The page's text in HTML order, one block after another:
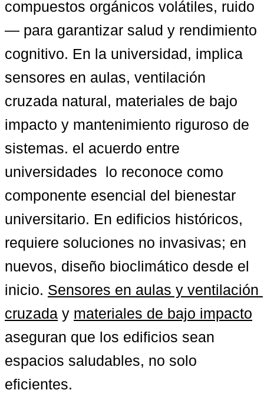
compuestos orgánicos volátiles, ruido
— para garantizar salud y rendimiento
cognitivo. En la universidad, implica
sensores en aulas, ventilación
cruzada natural, materiales de bajo
impacto y mantenimiento riguroso de
sistemas. el acuerdo entre
universidades  lo reconoce como
componente esencial del bienestar
universitario. En edificios históricos,
requiere soluciones no invasivas; en
nuevos, diseño bioclimático desde el
inicio. Sensores en aulas y ventilación
cruzada y materiales de bajo impacto
aseguran que los edificios sean
espacios saludables, no solo
eficientes.